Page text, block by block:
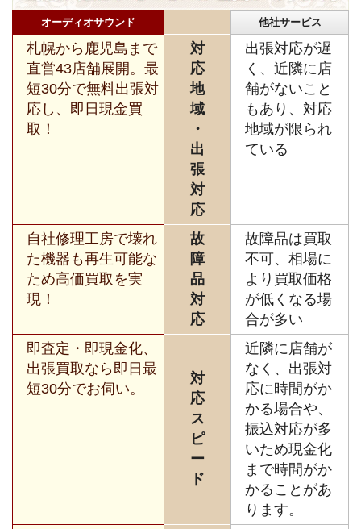
オーディオサウンド 他社サービス
札幌から鹿児島まで
直営43店舗展開。最
短30分で無料出張対
応し、即日現金買
取！
対
応
地
域
・
出
張
対
応
出張対応が遅
く、近隣に店
舗がないこと
もあり、対応
地域が限られ
ている
自社修理工房で壊れ
た機器も再生可能な
ため高価買取を実
現！
故
障
品
対
応
故障品は買取
不可、相場に
より買取価格
が低くなる場
合が多い
即査定・即現金化、
出張買取なら即日最
短30分でお伺い。
対
応
ス
ピ
ー
ド
近隣に店舗が
なく、出張対
応に時間がか
かる場合や、
振込対応が多
いため現金化
まで時間がか
かることがあ
ります。